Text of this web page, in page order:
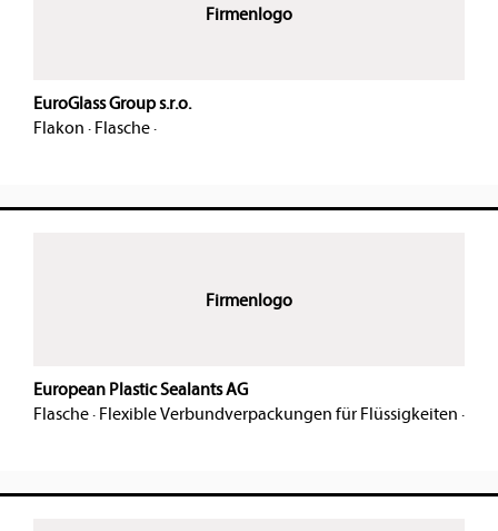
Firmenlogo
EuroGlass Group s.r.o.
Flakon · Flasche·
Firmenlogo
European Plastic Sealants AG
Flasche· Flexible Verbundverpackungen für Flüssigkeiten ·